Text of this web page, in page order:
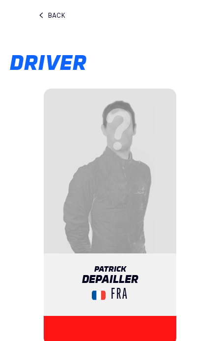
BACK
DRIVER
PATRICK
DEPAILLER
FRA